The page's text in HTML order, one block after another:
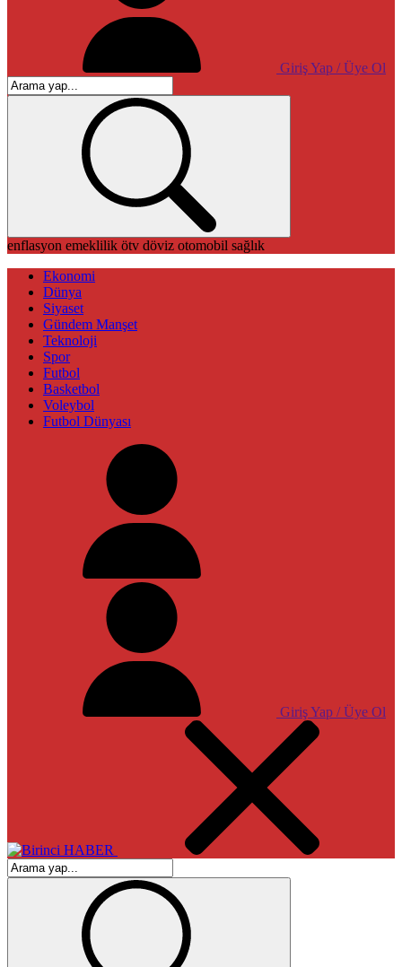
Giriş Yap / Üye Ol
enflasyon emeklilik ötv döviz otomobil sağlık
Ekonomi
Dünya
Siyaset
Gündem Manşet
Teknoloji
Spor
Futbol
Basketbol
Voleybol
Futbol Dünyası
Giriş Yap / Üye Ol